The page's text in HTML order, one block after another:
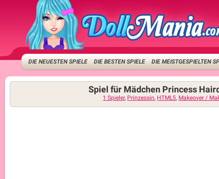
DIE NEUESTEN SPIELE DIE BESTEN SPIELE DIE MEISTGESPIELTEN
Spiel für Mädchen Princess
1 Spieler, Prinzessin, HTML5, Makeover /